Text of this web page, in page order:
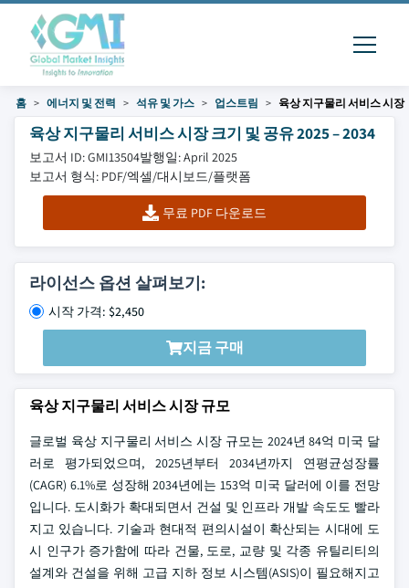
홈 에너지 및 전력 석유 및 가스 업스트림 육상 지구물리 서비스 시장
육상 지구물리 서비스 시장 크기 및 공유 2025 – 2034
보고서 ID: GMI13504발행일: April 2025
보고서 형식: PDF/엑셀/대시보드/플랫폼
무료 PDF 다운로드
라이선스 옵션 살펴보기:
시작 가격: $2,450
지금 구매
육상 지구물리 서비스 시장 규모
글로벌 육상 지구물리 서비스 시장 규모는 2024년 84억 미국 달
러로 평가되었으며, 2025년부터 2034년까지 연평균성장률
(CAGR) 6.1%로 성장해 2034년에는 153억 미국 달러에 이를 전망
입니다. 도시화가 확대되면서 건설 및 인프라 개발 속도도 빨라
지고 있습니다. 기술과 현대적 편의시설이 확산되는 시대에 도
시 인구가 증가함에 따라 건물, 도로, 교량 및 각종 유틸리티의
설계와 건설을 위해 고급 지하 정보 시스템(ASIS)이 필요해지고